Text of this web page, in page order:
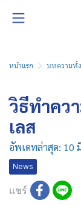
หน้าแรก บทความทั้
วิธีทำคว
เลส
อัพเดทล่าสุด: 10
News
แชร์